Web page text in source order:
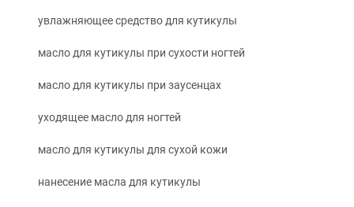
увлажняющее средство для кутикулы
масло для кутикулы при сухости ногтей
масло для кутикулы при заусенцах
уходящее масло для ногтей
масло для кутикулы для сухой кожи
нанесение масла для кутикулы